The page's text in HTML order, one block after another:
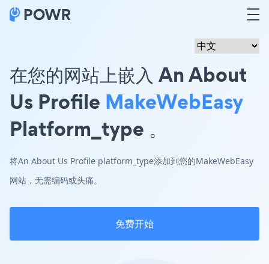
在您的网站上嵌入 An About
Us Profile MakeWebEasy
Platform_type 。
将An About Us Profile platform_type添加到您的MakeWebEasy
网站，无需编码或头痛。
免费开始